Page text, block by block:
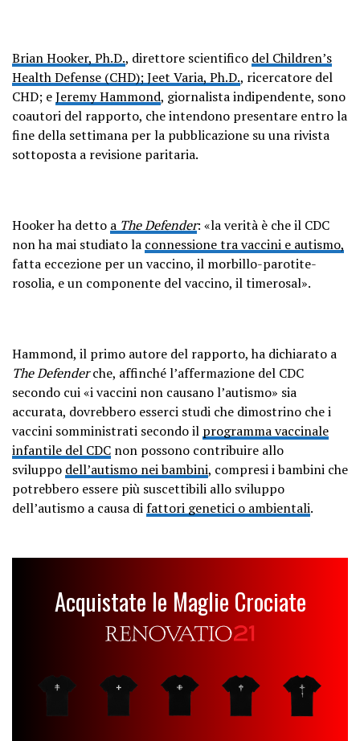
Brian Hooker, Ph.D., direttore scientifico del Children’s
Health Defense (CHD);Jeet Varia, Ph.D., ricercatore del
CHD; eJeremy Hammond, giornalista indipendente, sono
coautori del rapporto, che intendono presentare entro la
fine della settimana per la pubblicazione su una rivista
sottoposta a revisione paritaria.
Hooker ha detto a The Defender: «la verità è che il CDC
non ha mai studiato la connessione tra vaccini e autismo,
fatta eccezione per un vaccino, il morbillo-parotite-
rosolia, e un componente del vaccino, il timerosal».
Hammond, il primo autore del rapporto, ha dichiarato a
The Defenderche, affinché l’affermazione del CDC
secondo cui «i vaccini non causano l’autismo» sia
accurata, dovrebbero esserci studi che dimostrino che i
vaccini somministrati secondo il programma vaccinale
infantile del CDC non possono contribuire allo
sviluppo dell’autismo nei bambini, compresi i bambini che
potrebbero essere più suscettibili allo sviluppo
dell’autismo a causa difattori genetici o ambientali.
Acquistate le Maglie Crociate